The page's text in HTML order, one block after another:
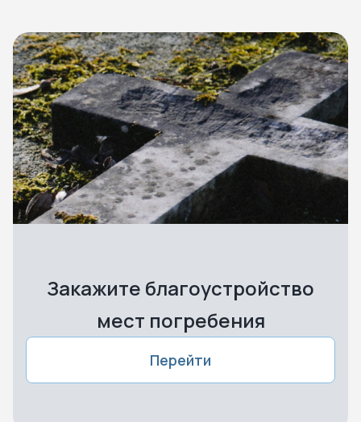
Закажите благоустройство
мест погребения
Перейти